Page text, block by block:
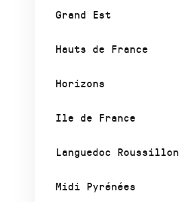
Grand Est
Hauts de France
Horizons
Ile de France
Languedoc Roussillon
Midi Pyrénées